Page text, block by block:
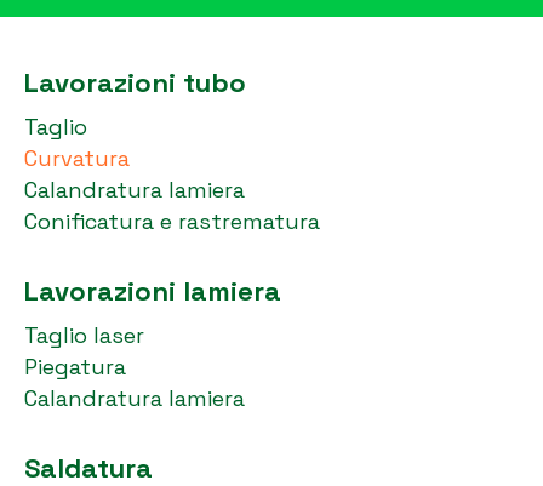
Lavorazioni tubo
Taglio
Curvatura
Calandratura lamiera
Conificatura e rastrematura
Lavorazioni lamiera
Taglio laser
Piegatura
Calandratura lamiera
Saldatura